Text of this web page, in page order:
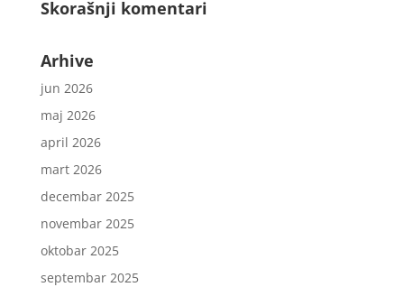
Skorašnji komentari
Arhive
jun 2026
maj 2026
april 2026
mart 2026
decembar 2025
novembar 2025
oktobar 2025
septembar 2025